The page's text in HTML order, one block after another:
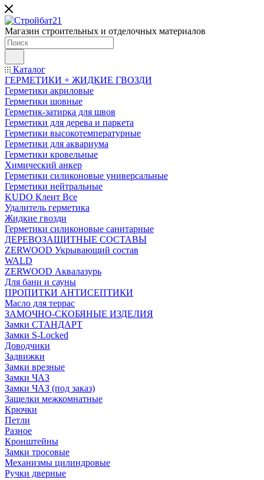
Магазин строительных и отделочных материалов
Каталог
ГЕРМЕТИКИ + ЖИДКИЕ ГВОЗДИ
Герметики акриловые
Герметики шовные
Герметик-затирка для швов
Герметики для дерева и паркета
Герметики высокотемпературные
Герметики для аквариума
Герметики кровельные
Химический анкер
Герметики силиконовые универсальные
Герметики нейтральные
KUDO Клеит Все
Удалитель герметика
Жидкие гвозди
Герметики силиконовые санитарные
ДЕРЕВОЗАЩИТНЫЕ СОСТАВЫ
ZERWOOD Укрывающий состав
WALD
ZERWOOD Аквалазурь
Для бани и сауны
ПРОПИТКИ АНТИСЕПТИКИ
Масло для террас
ЗАМОЧНО-СКОБЯНЫЕ ИЗДЕЛИЯ
Замки СТАНДАРТ
Замки S-Locked
Доводчики
Задвижки
Замки врезные
Замки ЧАЗ
Замки ЧАЗ (под заказ)
Защелки межкомнатные
Крючки
Петли
Разное
Кронштейны
Замки тросовые
Механизмы цилиндровые
Ручки дверные